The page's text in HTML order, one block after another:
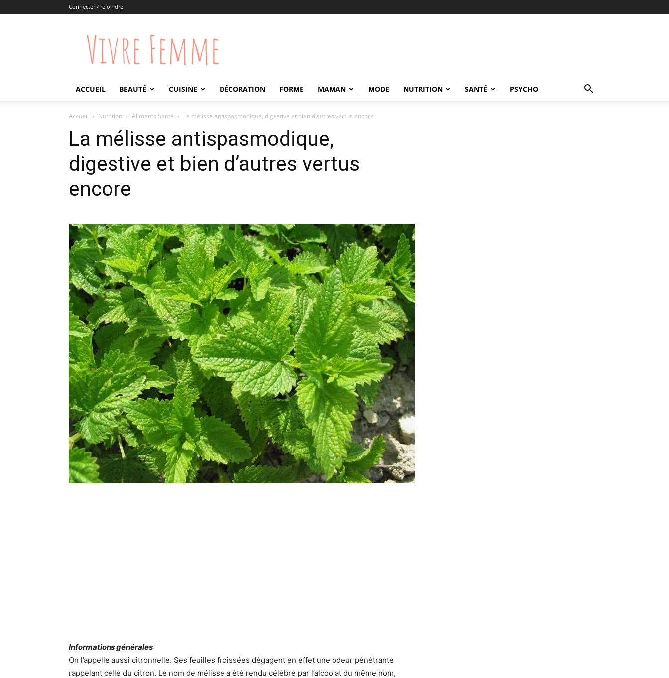
Connecter / rejoindre
Vivre
Femme
ACCUEIL BEAUTÉ CUISINE DÉCORATION FORME MAMAN MODE NUTRITION SANTÉ PSYCHO
Accueil Nutrition Aliments Santé La mélisse antispasmodique, digestive et bien d’autres vertus encore
La mélisse antispasmodique,
digestive et bien d’autres vertus
encore
Informations générales
On l’appelle aussi citronnelle. Ses feuilles froissées dégagent en effet une odeur pénétrante
rappelant celle du citron. Le nom de mélisse a été rendu célèbre par l’alcoolat du même nom,